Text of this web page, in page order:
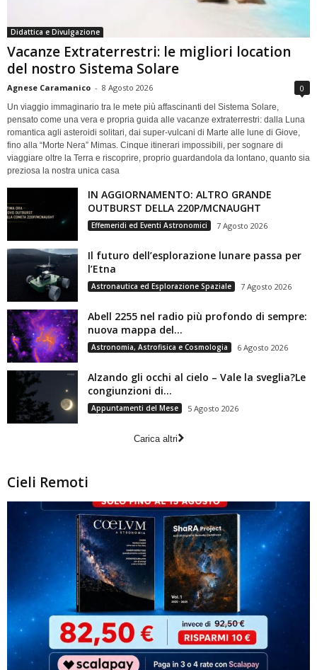
Didattica e Divulgazione
Vacanze Extraterrestri: le migliori location
del nostro Sistema Solare
Agnese Caramanico - 8 Agosto 2026 0
Un viaggio immaginario tra le mete più affascinanti del Sistema Solare,
pensato come una vera e propria guida alle vacanze extraterrestri: dalla Luna
romantica agli asteroidi solitari, dai super-vulcani di Marte alle lune di Giove,
fino alla “Morte Nera” Mimas. Cinque itinerari impossibili, per sognare di
viaggiare oltre la Terra e riscoprire, proprio guardandola da lontano, quanto sia
preziosa la nostra unica casa
IN AGGIORNAMENTO: ALTRO GRANDE
OUTBURST DELLA 220P/MCNAUGHT
Effemeridi ed Eventi Astronomici 7 Agosto 2026
Il futuro dell’esplorazione lunare passa per
l’Etna
Astronautica ed Esplorazione Spaziale 7 Agosto 2026
Abell 2255 nel radio più profondo di sempre:
nuova mappa del...
Astronomia, Astrofisica e Cosmologia 6 Agosto 2026
Alzando gli occhi al cielo – Vale la sveglia?Le
congiunzioni di...
Appuntamenti del Mese 5 Agosto 2026
Carica altri
Cieli Remoti